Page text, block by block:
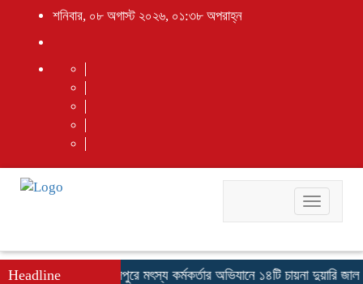
শনিবার, ০৮ অগাস্ট ২০২৬, ০১:৩৮ অপরাহ্ন
Toggle
Headlineসংবর্ধনা ফুলপুরে মৎস্য কর্মকর্তার অভিযানে ১৪টি চায়না দুয়ারি জাল